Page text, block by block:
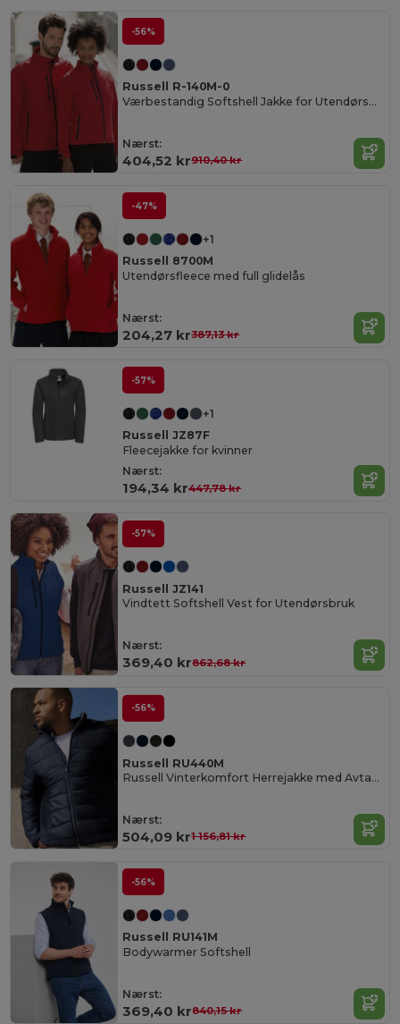
-56%
Russell R-140M-0
Værbestandig Softshell Jakke for Utendørsbruk
Nærst:
404,52 kr910,40 kr
-47%
+1
Russell 8700M
Utendørsfleece med full glidelås
Nærst:
204,27 kr387,13 kr
-57%
+1
Russell JZ87F
Fleecejakke for kvinner
Nærst:
194,34 kr447,78 kr
-57%
Russell JZ141
Vindtett Softshell Vest for Utendørsbruk
Nærst:
369,40 kr862,68 kr
-56%
Russell RU440M
Russell Vinterkomfort Herrejakke med Avtagbar Hette
Nærst:
504,09 kr1 156,81 kr
-56%
Russell RU141M
Bodywarmer Softshell
Nærst:
369,40 kr840,15 kr